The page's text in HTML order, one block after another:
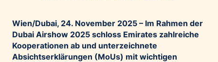
Mediaplus
Microsoft
Mondelēz Österreich
Wien/Dubai, 24. November 2025 – Im Rahmen der
Dubai Airshow 2025 schloss Emirates zahlreiche
Kooperationen ab und unterzeichnete
Absichtserklärungen (MoUs) mit wichtigen